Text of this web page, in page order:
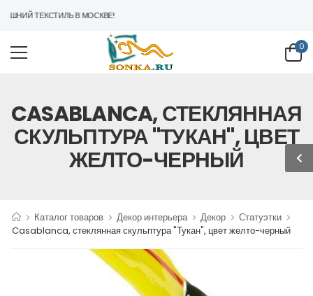
ТЕКСТИЛЬ В МОСКВЕ!
0
CASABLANCA, СТЕКЛЯННАЯ
СКУЛЬПТУРА "ТУКАН", ЦВЕТ
ЖЕЛТО-ЧЕРНЫЙ
Каталог товаров Декор интерьера Декор
Статуэтки
Casablanca, стеклянная скульптура "Тукан", цвет желто-черный